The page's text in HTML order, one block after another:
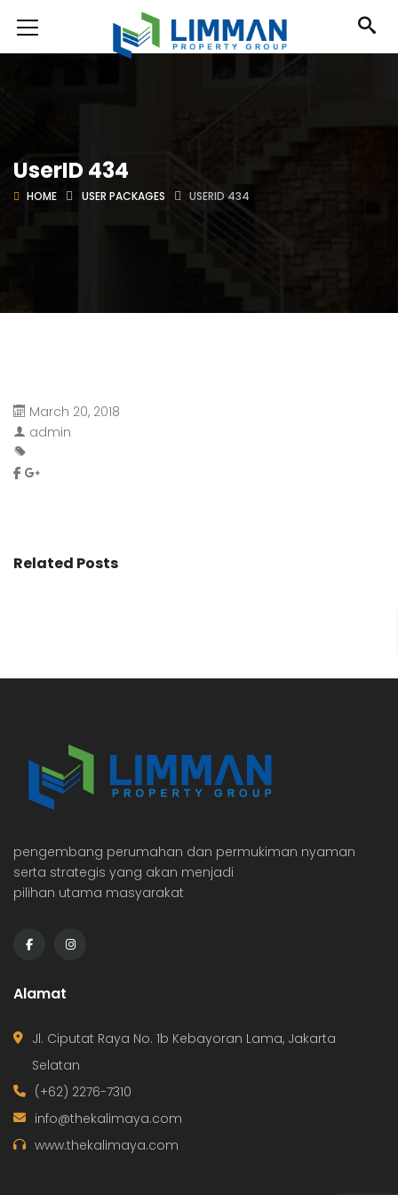
UserID 434
HOME USER PACKAGES USERID 434
March 20, 2018
admin
Related Posts
pengembang perumahan dan permukiman nyaman
serta strategis yang akan menjadi
pilihan utama masyarakat
Alamat
Jl. Ciputat Raya No. 1b Kebayoran Lama, Jakarta
Selatan
(+62) 2276-7310
info@thekalimaya.com
www.thekalimaya.com